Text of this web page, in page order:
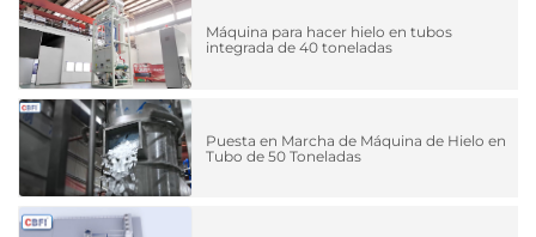
Máquina para hacer hielo en tubos
integrada de 40 toneladas
Puesta en Marcha de Máquina de Hielo en
Tubo de 50 Toneladas